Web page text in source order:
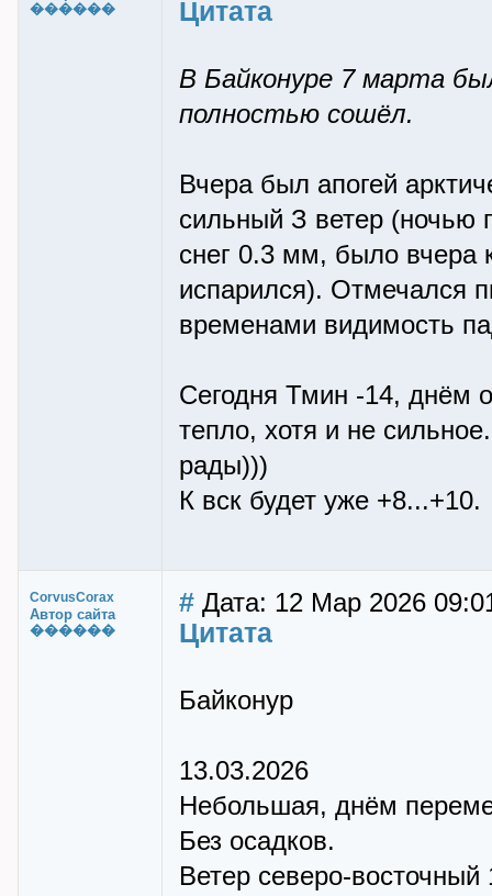
������
Цитата
В Байконуре 7 марта
полностью сошёл.
Вчера был апогей
сильный З ветер
снег 0.3 мм, было вчера
испарился). Отмечался
временами видимость
Сегодня Тмин -14, днём
тепло, хотя и не
рады)))
К вск будет уже +8...+10.
CorvusCorax
Автор сайта
������
# Дата: 12 Мар 2026
Цитата
Байконур
13.03.2026
Небольшая, днём
Без осадков.
Ветер северо-восточный